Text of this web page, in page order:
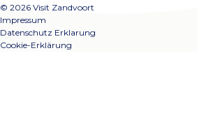
© 2026 Visit Zandvoort
Impressum
Datenschutz Erklarung
Cookie-Erklärung